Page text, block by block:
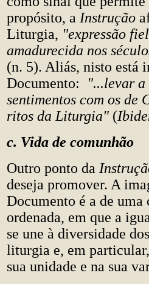
propósito, a Instrução
Liturgia, "expressão
amadurecida nos
(n. 5). Aliás, nisto está
Documento:
"...levar a
sentimentos com os de
ritos da Liturgia" (
c. Vida de comunhão
Outro ponto da
deseja promover. A
Documento é a de
ordenada, em que a
se une à diversidade
liturgia e, em
sua unidade e na sua